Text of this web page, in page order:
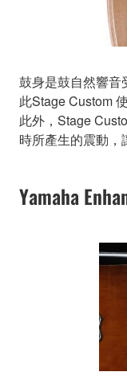
鼓身是鼓自然響音
此Stage Custom
此外，Stage
時所產生的震動，
Yamaha